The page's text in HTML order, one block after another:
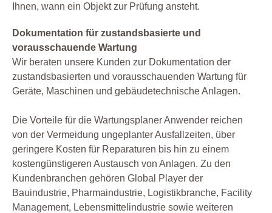
Ihnen, wann ein Objekt zur Prüfung ansteht.
Dokumentation für zustandsbasierte und
vorausschauende Wartung
Wir beraten unsere Kunden zur Dokumentation der
zustandsbasierten und vorausschauenden Wartung für
Geräte, Maschinen und gebäudetechnische Anlagen.
Die Vorteile für die Wartungsplaner Anwender reichen
von der Vermeidung ungeplanter Ausfallzeiten, über
geringere Kosten für Reparaturen bis hin zu einem
kostengünstigeren Austausch von Anlagen. Zu den
Kundenbranchen gehören Global Player der
Bauindustrie, Pharmaindustrie, Logistikbranche, Facility
Management, Lebensmittelindustrie sowie weiteren